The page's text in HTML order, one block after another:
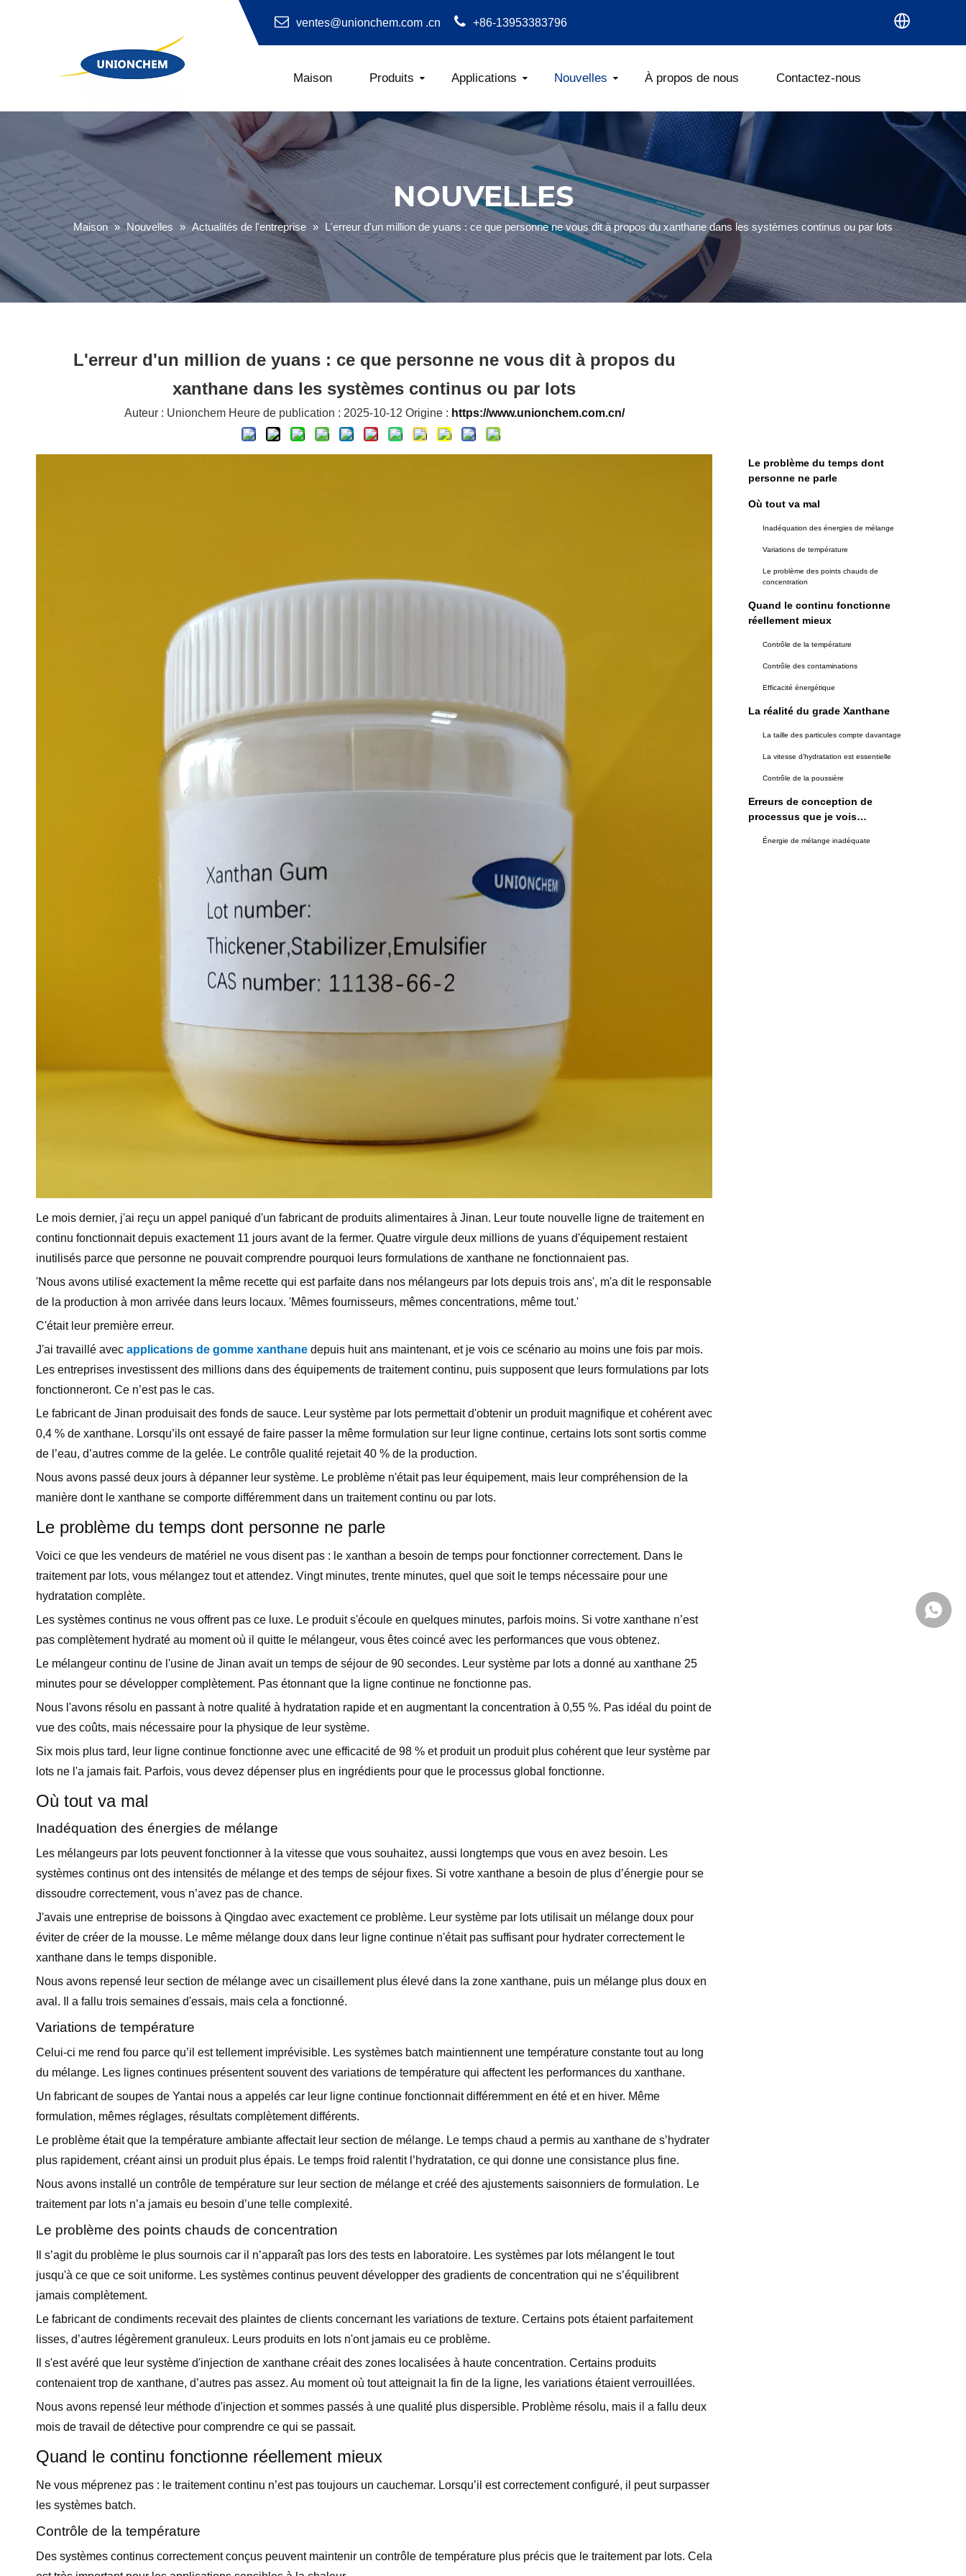
ventes@unionchem.com .cn +86-13953383796
Maison Produits Applications Nouvelles À propos de nous Contactez-nous
NOUVELLES
Maison » Nouvelles » Actualités de l'entreprise » L'erreur d'un million de yuans : ce que personne ne vous dit à propos du xanthane dans les systèmes continus ou par lots
L'erreur d'un million de yuans : ce que personne ne vous dit à propos du
xanthane dans les systèmes continus ou par lots
Auteur : Unionchem Heure de publication : 2025-10-12 Origine : https://www.unionchem.com.cn/
Le mois dernier, j'ai reçu un appel paniqué d'un fabricant de produits alimentaires à Jinan. Leur toute nouvelle ligne de traitement en
continu fonctionnait depuis exactement 11 jours avant de la fermer. Quatre virgule deux millions de yuans d'équipement restaient
inutilisés parce que personne ne pouvait comprendre pourquoi leurs formulations de xanthane ne fonctionnaient pas.
'Nous avons utilisé exactement la même recette qui est parfaite dans nos mélangeurs par lots depuis trois ans', m'a dit le responsable
de la production à mon arrivée dans leurs locaux. 'Mêmes fournisseurs, mêmes concentrations, même tout.'
C'était leur première erreur.
J'ai travaillé avec applications de gomme xanthane depuis huit ans maintenant, et je vois ce scénario au moins une fois par mois.
Les entreprises investissent des millions dans des équipements de traitement continu, puis supposent que leurs formulations par lots
fonctionneront. Ce n’est pas le cas.
Le fabricant de Jinan produisait des fonds de sauce. Leur système par lots permettait d'obtenir un produit magnifique et cohérent avec
0,4 % de xanthane. Lorsqu’ils ont essayé de faire passer la même formulation sur leur ligne continue, certains lots sont sortis comme
de l’eau, d’autres comme de la gelée. Le contrôle qualité rejetait 40 % de la production.
Nous avons passé deux jours à dépanner leur système. Le problème n'était pas leur équipement, mais leur compréhension de la
manière dont le xanthane se comporte différemment dans un traitement continu ou par lots.
Le problème du temps dont personne ne parle
Voici ce que les vendeurs de matériel ne vous disent pas : le xanthan a besoin de temps pour fonctionner correctement. Dans le
traitement par lots, vous mélangez tout et attendez. Vingt minutes, trente minutes, quel que soit le temps nécessaire pour une
hydratation complète.
Les systèmes continus ne vous offrent pas ce luxe. Le produit s'écoule en quelques minutes, parfois moins. Si votre xanthane n’est
pas complètement hydraté au moment où il quitte le mélangeur, vous êtes coincé avec les performances que vous obtenez.
Le mélangeur continu de l'usine de Jinan avait un temps de séjour de 90 secondes. Leur système par lots a donné au xanthane 25
minutes pour se développer complètement. Pas étonnant que la ligne continue ne fonctionne pas.
Nous l'avons résolu en passant à notre qualité à hydratation rapide et en augmentant la concentration à 0,55 %. Pas idéal du point de
vue des coûts, mais nécessaire pour la physique de leur système.
Six mois plus tard, leur ligne continue fonctionne avec une efficacité de 98 % et produit un produit plus cohérent que leur système par
lots ne l'a jamais fait. Parfois, vous devez dépenser plus en ingrédients pour que le processus global fonctionne.
Où tout va mal
Inadéquation des énergies de mélange
Les mélangeurs par lots peuvent fonctionner à la vitesse que vous souhaitez, aussi longtemps que vous en avez besoin. Les
systèmes continus ont des intensités de mélange et des temps de séjour fixes. Si votre xanthane a besoin de plus d’énergie pour se
dissoudre correctement, vous n’avez pas de chance.
J'avais une entreprise de boissons à Qingdao avec exactement ce problème. Leur système par lots utilisait un mélange doux pour
éviter de créer de la mousse. Le même mélange doux dans leur ligne continue n'était pas suffisant pour hydrater correctement le
xanthane dans le temps disponible.
Nous avons repensé leur section de mélange avec un cisaillement plus élevé dans la zone xanthane, puis un mélange plus doux en
aval. Il a fallu trois semaines d'essais, mais cela a fonctionné.
Variations de température
Celui-ci me rend fou parce qu’il est tellement imprévisible. Les systèmes batch maintiennent une température constante tout au long
du mélange. Les lignes continues présentent souvent des variations de température qui affectent les performances du xanthane.
Un fabricant de soupes de Yantai nous a appelés car leur ligne continue fonctionnait différemment en été et en hiver. Même
formulation, mêmes réglages, résultats complètement différents.
Le problème était que la température ambiante affectait leur section de mélange. Le temps chaud a permis au xanthane de s’hydrater
plus rapidement, créant ainsi un produit plus épais. Le temps froid ralentit l’hydratation, ce qui donne une consistance plus fine.
Nous avons installé un contrôle de température sur leur section de mélange et créé des ajustements saisonniers de formulation. Le
traitement par lots n’a jamais eu besoin d’une telle complexité.
Le problème des points chauds de concentration
Il s’agit du problème le plus sournois car il n’apparaît pas lors des tests en laboratoire. Les systèmes par lots mélangent le tout
jusqu'à ce que ce soit uniforme. Les systèmes continus peuvent développer des gradients de concentration qui ne s’équilibrent
jamais complètement.
Le fabricant de condiments recevait des plaintes de clients concernant les variations de texture. Certains pots étaient parfaitement
lisses, d’autres légèrement granuleux. Leurs produits en lots n'ont jamais eu ce problème.
Il s'est avéré que leur système d'injection de xanthane créait des zones localisées à haute concentration. Certains produits
contenaient trop de xanthane, d’autres pas assez. Au moment où tout atteignait la fin de la ligne, les variations étaient verrouillées.
Nous avons repensé leur méthode d'injection et sommes passés à une qualité plus dispersible. Problème résolu, mais il a fallu deux
mois de travail de détective pour comprendre ce qui se passait.
Quand le continu fonctionne réellement mieux
Ne vous méprenez pas : le traitement continu n’est pas toujours un cauchemar. Lorsqu’il est correctement configuré, il peut surpasser
les systèmes batch.
Contrôle de la température
Des systèmes continus correctement conçus peuvent maintenir un contrôle de température plus précis que le traitement par lots. Cela
Le problème du temps dont
personne ne parle
Où tout va mal
Inadéquation des énergies de mélange
Variations de température
Le problème des points chauds de
concentration
Quand le continu fonctionne
réellement mieux
Contrôle de la température
Contrôle des contaminations
Efficacité énergétique
La réalité du grade Xanthane
La taille des particules compte davantage
La vitesse d’hydratation est essentielle
Contrôle de la poussière
Erreurs de conception de
processus que je vois
Énergie de mélange inadéquate
+86